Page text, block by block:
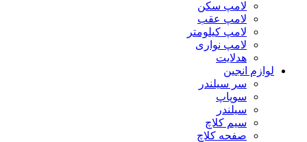
لامپ سکن
لامپ عقب
لامپ کیلومتر
لامپ نواری
هدلایت
لوازم انجین
سر سیلندر
سوپاپ
سیلندر
سیم کلاچ
صفحه کلاچ